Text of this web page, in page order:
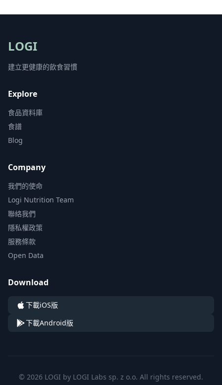
LOGI
建立更健康的飲食習慣
Explore
食品資料庫
食譜
Blog
Company
我們的使命
Logi Nutrition Team
聯絡我們
隱私權政策
服務條款
Open Data
Download
下載iOS版
下載Android版
© 2026 LOGI by LOGI Labs sp. z o.o. All rights reserved.